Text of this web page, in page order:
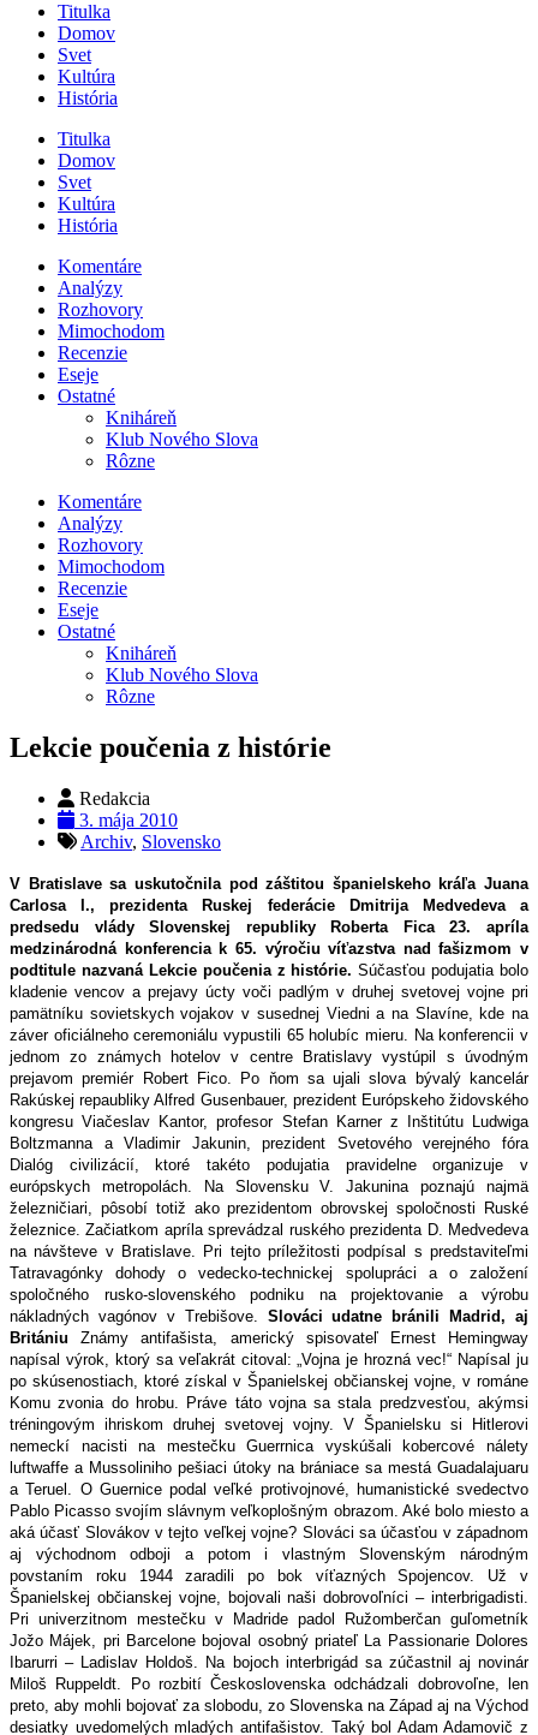
Titulka
Domov
Svet
Kultúra
História
Titulka
Domov
Svet
Kultúra
História
Komentáre
Analýzy
Rozhovory
Mimochodom
Recenzie
Eseje
Ostatné
Kniháreň
Klub Nového Slova
Rôzne
Komentáre
Analýzy
Rozhovory
Mimochodom
Recenzie
Eseje
Ostatné
Kniháreň
Klub Nového Slova
Rôzne
Lekcie poučenia z histórie
Redakcia
3. mája 2010
Archiv, Slovensko
V Bratislave sa uskutočnila pod záštitou španielskeho kráľa Juana
Carlosa I., prezidenta Ruskej federácie Dmitrija Medvedeva a
predsedu vlády Slovenskej republiky Roberta Fica 23. apríla
medzinárodná konferencia k 65. výročiu víťazstva nad fašizmom v
podtitule nazvaná Lekcie poučenia z histórie. Súčasťou podujatia bolo
kladenie vencov a prejavy úcty voči padlým v druhej svetovej vojne pri
pamätníku sovietskych vojakov v susednej Viedni a na Slavíne, kde na
záver oficiálneho ceremoniálu vypustili 65 holubíc mieru. Na konferencii v
jednom zo známych hotelov v centre Bratislavy vystúpil s úvodným
prejavom premiér Robert Fico. Po ňom sa ujali slova bývalý kancelár
Rakúskej repaubliky Alfred Gusenbauer, prezident Európskeho židovského
kongresu Viačeslav Kantor, profesor Stefan Karner z Inštitútu Ludwiga
Boltzmanna a Vladimir Jakunin, prezident Svetového verejného fóra
Dialóg civilizácií, ktoré takéto podujatia pravidelne organizuje v
európskych metropolách. Na Slovensku V. Jakunina poznajú najmä
železničiari, pôsobí totiž ako prezidentom obrovskej spoločnosti Ruské
železnice. Začiatkom apríla sprevádzal ruského prezidenta D. Medvedeva
na návšteve v Bratislave. Pri tejto príležitosti podpísal s predstaviteľmi
Tatravagónky dohody o vedecko-technickej spolupráci a o založení
spoločného rusko-slovenského podniku na projektovanie a výrobu
nákladných vagónov v Trebišove. Slováci udatne bránili Madrid, aj
Britániu Známy antifašista, americký spisovateľ Ernest Hemingway
napísal výrok, ktorý sa veľakrát citoval: „Vojna je hrozná vec!“ Napísal ju
po skúsenostiach, ktoré získal v Španielskej občianskej vojne, v románe
Komu zvonia do hrobu. Práve táto vojna sa stala predzvesťou, akýmsi
tréningovým ihriskom druhej svetovej vojny. V Španielsku si Hitlerovi
nemeckí nacisti na mestečku Guerrnica vyskúšali kobercové nálety
luftwaffe a Mussoliniho pešiaci útoky na brániace sa mestá Guadalajuaru
a Teruel. O Guernice podal veľké protivojnové, humanistické svedectvo
Pablo Picasso svojím slávnym veľkoplošným obrazom. Aké bolo miesto a
aká účasť Slovákov v tejto veľkej vojne? Slováci sa účasťou v západnom
aj východnom odboji a potom i vlastným Slovenským národným
povstaním roku 1944 zaradili po bok víťazných Spojencov. Už v
Španielskej občianskej vojne, bojovali naši dobrovoľníci – interbrigadisti.
Pri univerzitnom mestečku v Madride padol Ružomberčan guľometník
Jožo Májek, pri Barcelone bojoval osobný priateľ La Passionarie Dolores
Ibarurri – Ladislav Holdoš. Na bojoch interbrigád sa zúčastnil aj novinár
Miloš Ruppeldt. Po rozbití Československa odchádzali dobrovoľne, len
preto, aby mohli bojovať za slobodu, zo Slovenska na Západ aj na Východ
desiatky uvedomelých mladých antifašistov. Taký bol Adam Adamovič z